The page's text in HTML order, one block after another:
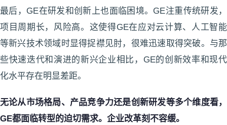
最后，GE在研发和创新上也面临困境。GE注重传统研发，
项目周期长，风险高。这使得GE在应对云计算、人工智能
等新兴技术领域时显得捉襟见肘，很难迅速取得突破。与那
些快速迭代和演进的新兴企业相比，GE的创新效率和现代
化水平存在明显差距。
无论从市场格局、产品竞争力还是创新研发等多个维度看，
GE都面临转型的迫切需求。企业改革刻不容缓。